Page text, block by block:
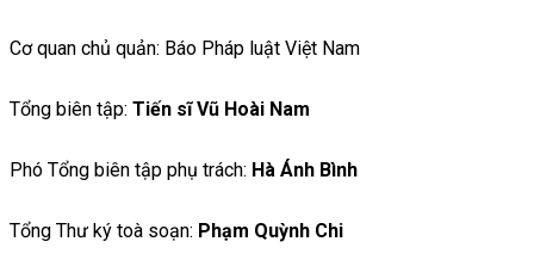
Cơ quan chủ quản: Báo Pháp luật Việt Nam
Tổng biên tập: Tiến sĩ Vũ Hoài Nam
Phó Tổng biên tập phụ trách: Hà Ánh Bình
Tổng Thư ký toà soạn: Phạm Quỳnh Chi